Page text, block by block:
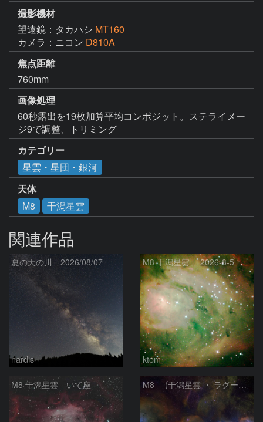
撮影機材
望遠鏡：タカハシ MT160
カメラ：ニコン D810A
焦点距離
760mm
画像処理
60秒露出を19枚加算平均コンポジット。ステライメー
ジ9で調整、トリミング
カテゴリー
星雲・星団・銀河
天体
M8
干潟星雲
関連作品
夏の天の川 2026/08/07
nardis
M8 干潟星雲 2026-8-5
ktom
M8 干潟星雲 いて座 M8 (干潟星雲 ・ ラグーン（Lagoon）星雲)